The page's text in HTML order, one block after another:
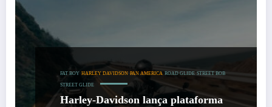
FAT BOY HARLEY DAVIDSON PAN AMERICA ROAD GLIDE STREET BOB
STREET GLIDE
Harley-Davidson lança plataforma